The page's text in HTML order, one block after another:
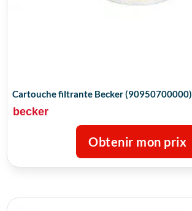
Cartouche filtrante Becker (90950700000)
becker
Obtenir mon prix